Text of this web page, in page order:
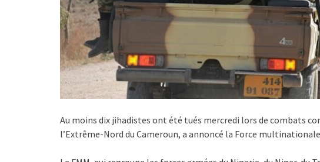
Au moins dix jihadistes ont été tués mercredi lors de combats
l’Extrême-Nord du Cameroun, a annoncé la Force